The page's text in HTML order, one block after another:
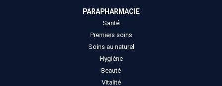
PARAPHARMACIE
Santé
Premiers soins
Soins au naturel
Hygiène
Beauté
Vitalité